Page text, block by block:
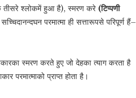
तीसरे श्लोकमें हुआ है), स्मरण करे (टिप्पणी
परमात्मा ही सत्तारूपसे परिपूर्ण हैं–
स्मरण करते हुए जो देहका त्याग करता है
परमात्माको प्राप्त होता है।